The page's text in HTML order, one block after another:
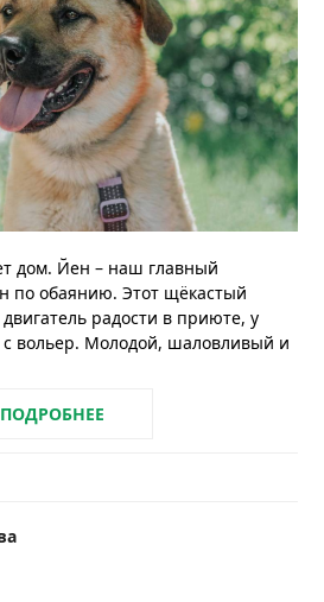
дом. Йен – наш главный
по обаянию. Этот щёкастый
радости в приюте, у
с вольер. Молодой, шаловливый и
ПОДРОБНЕЕ